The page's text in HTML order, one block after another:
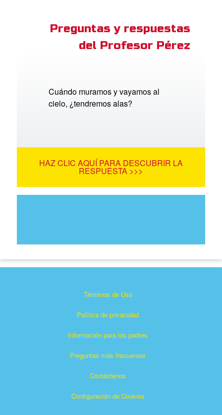
Preguntas y respuestas
del Profesor Pérez
Cuándo muramos y vayamos al
cielo, ¿tendremos alas?
HAZ CLIC AQUÍ PARA DESCUBRIR LA
RESPUESTA >>>
Términos de Uso
Política de privacidad
Información para los padres
Preguntas más frecuentes
Contáctenos
Configuración de Cookies